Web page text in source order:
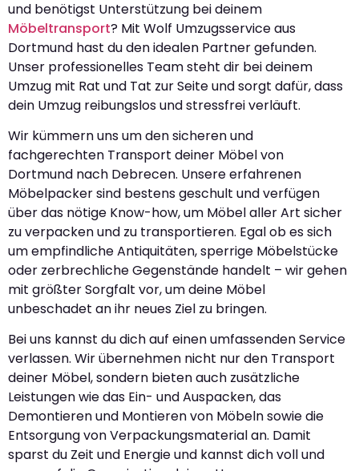
und benötigst Unterstützung bei deinem
Möbeltransport? Mit Wolf Umzugsservice aus
Dortmund hast du den idealen Partner gefunden.
Unser professionelles Team steht dir bei deinem
Umzug mit Rat und Tat zur Seite und sorgt dafür, dass
dein Umzug reibungslos und stressfrei verläuft.
Wir kümmern uns um den sicheren und
fachgerechten Transport deiner Möbel von
Dortmund nach Debrecen. Unsere erfahrenen
Möbelpacker sind bestens geschult und verfügen
über das nötige Know-how, um Möbel aller Art sicher
zu verpacken und zu transportieren. Egal ob es sich
um empfindliche Antiquitäten, sperrige Möbelstücke
oder zerbrechliche Gegenstände handelt – wir gehen
mit größter Sorgfalt vor, um deine Möbel
unbeschadet an ihr neues Ziel zu bringen.
Bei uns kannst du dich auf einen umfassenden Service
verlassen. Wir übernehmen nicht nur den Transport
deiner Möbel, sondern bieten auch zusätzliche
Leistungen wie das Ein- und Auspacken, das
Demontieren und Montieren von Möbeln sowie die
Entsorgung von Verpackungsmaterial an. Damit
sparst du Zeit und Energie und kannst dich voll und